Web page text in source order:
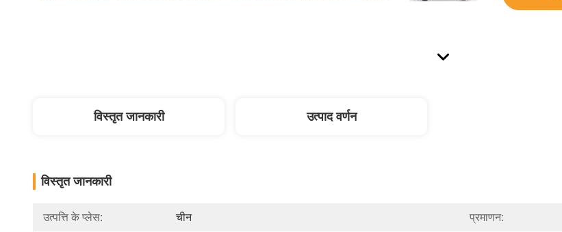
विस्तृत जानकारी उत्पाद वर्णन
विस्तृत जानकारी
उत्पत्ति के प्लेस: चीन प्रमाणन: